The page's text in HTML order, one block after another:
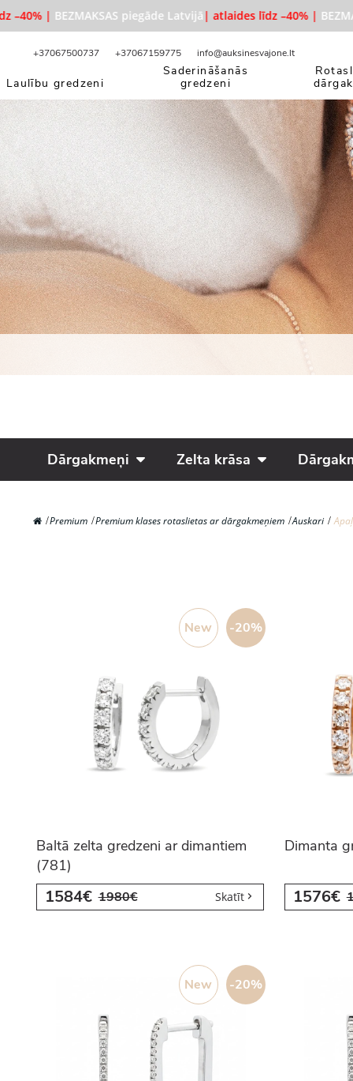
|BEZMAKSAS piegāde Latvijā| atlaides līdz –40% |
+37067500737 +37067159775 info@auksinesvajone.lt
Laulību gredzeni
Saderināšanās
gredzeni
Dārgakmeņi Zelta krāsa
Premium Premium klases rotaslietas ar dārgakmeņiem Auskari
-20%
New
Baltā zelta gredzeni ar dimantiem
(781)
1584€ 1980€ Skatīt
Dimanta
1576€
-20%
New